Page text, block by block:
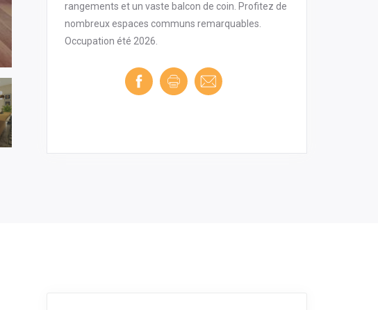
rangements et un vaste balcon de coin. Profitez de
nombreux espaces communs remarquables.
Occupation été 2026.